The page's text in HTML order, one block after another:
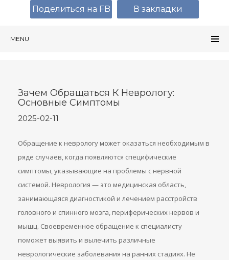
MENU
Зачем Обращаться К Неврологу:
Основные Симптомы
2025-02-11
Обращение к неврологу может оказаться необходимым в
ряде случаев, когда появляются специфические
симптомы, указывающие на проблемы с нервной
системой. Неврология — это медицинская область,
занимающаяся диагностикой и лечением расстройств
головного и спинного мозга, периферических нервов и
мышц. Своевременное обращение к специалисту
поможет выявить и вылечить различные
неврологические заболевания на ранних стадиях. Не
Поделиться на FB В закладки